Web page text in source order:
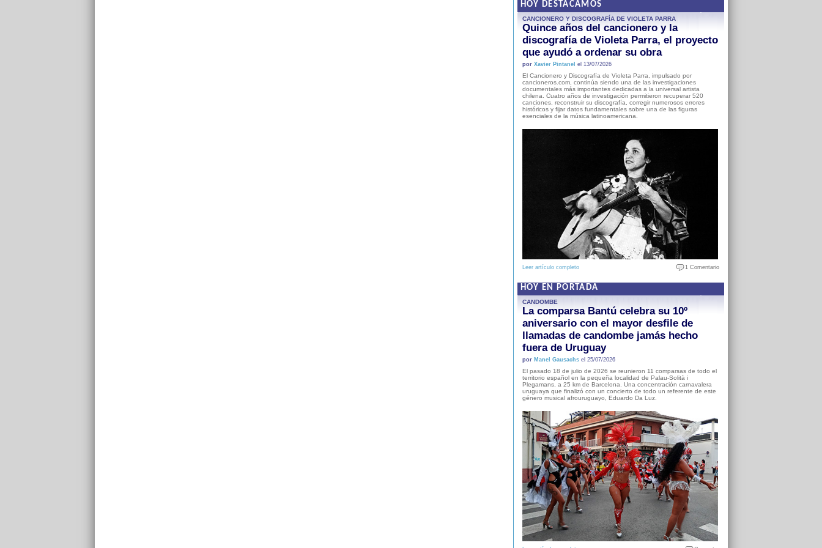
HOY DESTACAMOS
CANCIONERO Y DISCOGRAFÍA DE VIOLETA PARRA
Quince años del cancionero y la
discografía de Violeta Parra, el proyecto
que ayudó a ordenar su obra
por Xavier Pintanel el 13/07/2026
El Cancionero y Discografía de Violeta Parra, impulsado por
cancioneros.com, continúa siendo una de las investigaciones
documentales más importantes dedicadas a la universal artista
chilena. Cuatro años de investigación permitieron recuperar 520
canciones, reconstruir su discografía, corregir numerosos errores
históricos y fijar datos fundamentales sobre una de las figuras
esenciales de la música latinoamericana.
Leer artículo completo 1 Comentario
HOY EN PORTADA
CANDOMBE
La comparsa Bantú celebra su 10º
aniversario con el mayor desfile de
llamadas de candombe jamás hecho
fuera de Uruguay
por Manel Gausachsel 25/07/2026
El pasado 18 de julio de 2026 se reunieron 11 comparsas de todo el
territorio español en la pequeña localidad de Palau-Solità i
Plegamans, a 25 km de Barcelona. Una concentración carnavalera
uruguaya que finalizó con un concierto de todo un referente de este
género musical afrouruguayo, Eduardo Da Luz.